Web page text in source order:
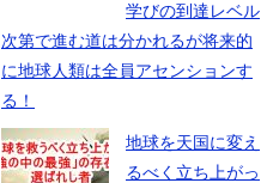
学びの到達レベル
次第で進む道は分かれるが将来的
に地球人類は全員アセンションす
る！
地球を天国に変え
るべく立ち上がっ